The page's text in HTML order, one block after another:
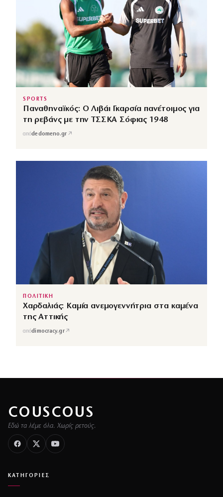
SPORTS
Παναθηναϊκός: Ο Λιβάι Γκαρσία πανέτοιμος για
τη ρεβάνς με την ΤΣΣΚΑ Σόφιας 1948
απόdedomeno.gr ↗
ΠΟΛΙΤΙΚΗ
Χαρδαλιάς: Καμία ανεμογεννήτρια στα καμένα
της Αττικής
απόdimocracy.gr↗
COUSCOUS
Εδώ τα λέμε όλα. Χωρίς ρετούς.
ΚΑΤΗΓΟΡΙΕΣ